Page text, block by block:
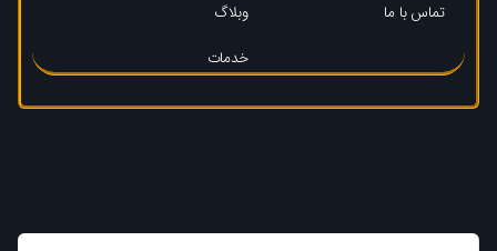
تماس با ما
وبلاگ
خدمات